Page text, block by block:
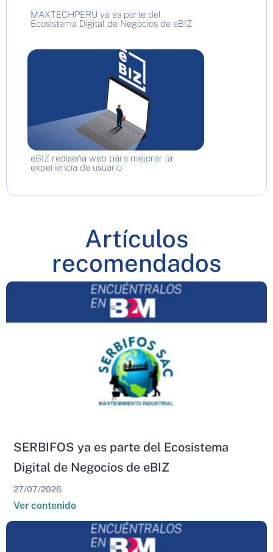
MAXTECHPERU ya es parte del
Ecosistema Digital de Negocios de eBIZ
eBIZ rediseña web para mejorar la
experiencia de usuario
Artículos
recomendados
SERBIFOS ya es parte del Ecosistema
Digital de Negocios de eBIZ
27/07/2026
Ver contenido